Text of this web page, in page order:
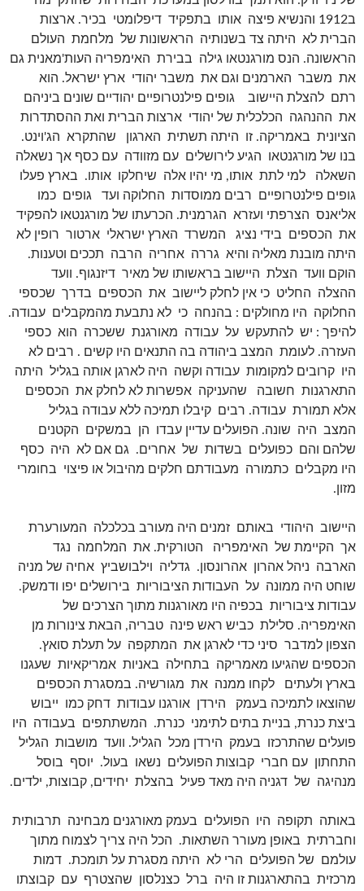
ב1912 והנשיא פיצה אותו בתפקיד דיפלומטי בכיר. ארצות
הברית לא היתה צד בשנותיה הראשונות של מלחמת העולם
הראשונה. הנס מורגנטאו גילה בבירת האימפריה העות'מאנית גם
את משבר הארמנים וגם את משבר יהודי ארץ ישראל. הוא
רתם להצלת היישוב גופים פילנטרופיים יהודיים שונים ביניהם
את ההנהגה הכלכלית של יהודי ארצות הברית ואת ההסתדרות
הציונית באמריקה. זו היתה תשתית הארגון שהתקרא הג'וינט.
בנו של מורגנטאו הגיע לירושלים עם מזוודה עם כסף אך נשאלה
השאלה למי לתת אותו, מי יהיו אלה שיחלקו אותו. בארץ פעלו
גופים פילנטרופיים רבים ממוסדות החלוקה ועד גופים כמו
אליאנס הצרפתי ועזרא הגרמנית. הכרעתו של מורגנטאו להפקיד
את הכספים בידי נציג המשרד הארץ ישראלי ארטור רופין לא
היתה מובנת מאליה והיא גררה אחריה הרבה תככים וטענות.
הוקם וועד הצלת היישוב בראשותו של מאיר דיזנגוף. וועד
ההצלה החליט כי אין לחלק ליישוב את הכספים בדרך שכספי
החלוקה היו מחולקים : בהנחה כי לא נתבעת מהמקבלים עבודה.
להיפך : יש להתעקש על עבודה מאורגנת ששכרה הוא כספי
העזרה. לעומת המצב ביהודה בה התנאים היו קשים . רבים לא
היו קרובים למקומות עבודה וקשה היה לארגן אותה בגליל היתה
התארגנות חשובה שהעניקה אפשרות לא לחלק את הכספים
אלא תמורת עבודה. רבים קיבלו תמיכה ללא עבודה בגליל
המצב היה שונה. הפועלים עדיין עבדו הן במשקים הקטנים
שלהם והם כפועלים בשדות של אחרים. גם אם לא היה כסף
היו מקבלים כתמורה מעבודתם חלקים מהיבול או פיצוי בחומרי
מזון.
היישוב היהודי באותם זמנים היה מעורב בכלכלה המעורערת
אך הקיימת של האימפריה הטורקית. את המלחמה נגד
הארבה ניהל אהרון אהרונסון. גדליה וילבושביץ אחיה של מניה
שוחט היה ממונה על העבודות הציבוריות בירושלים יפו ודמשק.
עבודות ציבוריות בכפיה היו מאורגנות מתוך הצרכים של
האימפריה. סלילת כביש ראש פינה טבריה, הבאת צינורות מן
הצפון למדבר סיני כדי לארגן את המתקפה על תעלת סואץ.
הכספים שהגיעו מאמריקה בתחילה באניות אמריקאיות שעגנו
בארץ ולעתים לקחו ממנה את מגורשיה. במסגרת הכספים
שהוצאו לתמיכה בעמק הירדן אורגנו עבודות דחק כמו ייבוש
ביצת כנרת, בניית בתים לתימני כנרת. המשתתפים בעבודה היו
פועלים שהתרכזו בעמק הירדן מכל הגליל. וועד מושבות הגליל
התחתון עם חברי קבוצות הפועלים נשאו בעול. יוסף בוסל
מנהיגה של דגניה היה מאד פעיל בהצלת יחידים, קבוצות, ילדים.
באותה תקופה היו הפועלים בעמק מאורגנים מבחינה תרבותית
וחברתית באופן מעורר השתאות. הכל היה צריך לצמוח מתוך
עולמם של הפועלים הרי לא היתה מסגרת על תומכת. דמות
מרכזית בהתארגנות זו היה ברל כצנלסון שהצטרף עם קבוצתו